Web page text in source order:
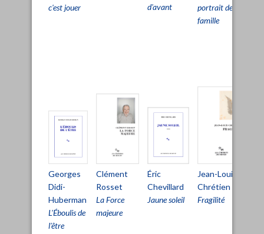
c'est jouer
d'avant
portrait de
famille
Georges
Didi-
Huberman
L'Éboulis de
l'être
Clément
Rosset
La Force
majeure
Éric
Chevillard
Jaune soleil
Jean-Louis
Chrétien
Fragilité